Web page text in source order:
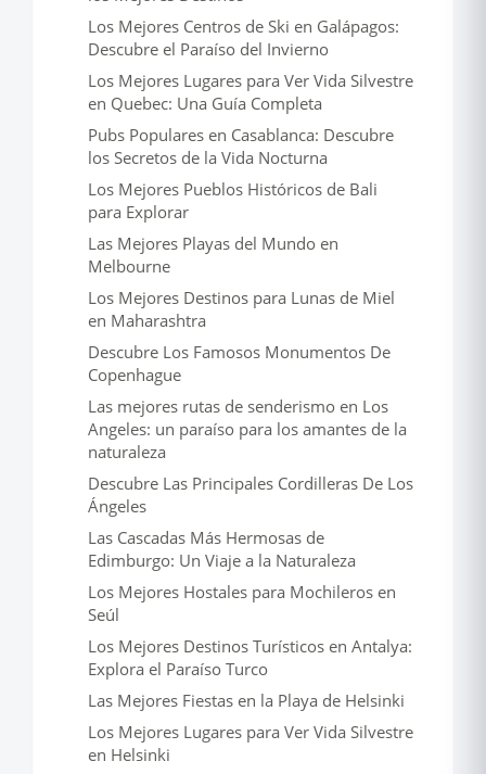
Los Mejores Centros de Ski en Galápagos:
Descubre el Paraíso del Invierno
Los Mejores Lugares para Ver Vida Silvestre
en Quebec: Una Guía Completa
Pubs Populares en Casablanca: Descubre
los Secretos de la Vida Nocturna
Los Mejores Pueblos Históricos de Bali
para Explorar
Las Mejores Playas del Mundo en
Melbourne
Los Mejores Destinos para Lunas de Miel
en Maharashtra
Descubre Los Famosos Monumentos De
Copenhague
Las mejores rutas de senderismo en Los
Angeles: un paraíso para los amantes de la
naturaleza
Descubre Las Principales Cordilleras De Los
Ángeles
Las Cascadas Más Hermosas de
Edimburgo: Un Viaje a la Naturaleza
Los Mejores Hostales para Mochileros en
Seúl
Los Mejores Destinos Turísticos en Antalya:
Explora el Paraíso Turco
Las Mejores Fiestas en la Playa de Helsinki
Los Mejores Lugares para Ver Vida Silvestre
en Helsinki